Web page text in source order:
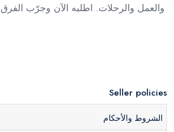
والعمل والرحلات. اطلبه الآن وجرّب
Seller policies
الشروط والأحكام